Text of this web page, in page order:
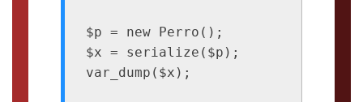
$p = new Perro();
$x = serialize($p);